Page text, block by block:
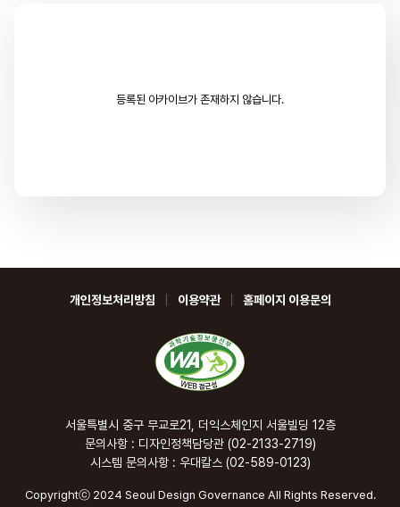
등록된 아카이브가 존재하지 않습니다.
개인정보처리방침 이용약관 홈페이지 이용문의
서울특별시 중구 무교로21, 더익스체인지 서울빌딩 12층
문의사항 : 디자인정책담당관 (02-2133-2719)
시스템 문의사항 : 우대칼스 (02-589-0123)
Copyrightⓒ 2024 Seoul Design Governance All Rights Reserved.